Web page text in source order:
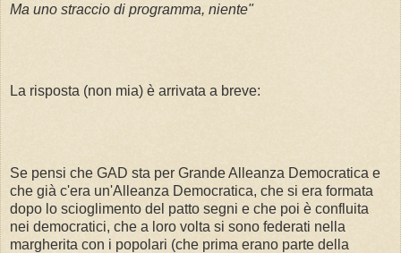
Ma uno straccio di programma, niente"
La risposta (non mia) è arrivata a breve:
Se pensi che GAD sta per Grande Alleanza Democratica e
che già c'era un'Alleanza Democratica, che si era formata
dopo lo scioglimento del patto segni e che poi è confluita
nei democratici, che a loro volta si sono federati nella
margherita con i popolari (che prima erano parte della